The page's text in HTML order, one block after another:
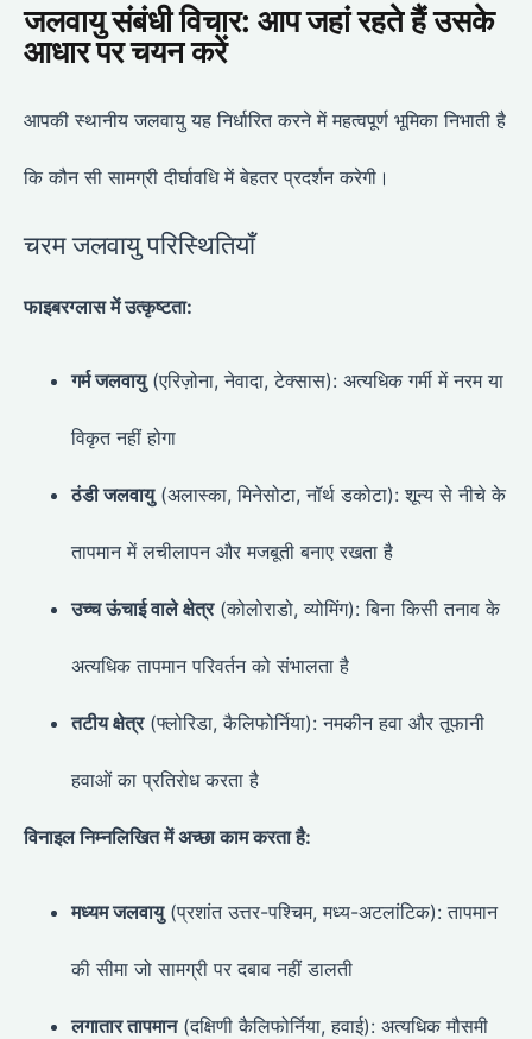
जलवायु संबंधी विचार: आप जहां रहते हैं उसके
आधार पर चयन करें
आपकी स्थानीय जलवायु यह निर्धारित करने में महत्वपूर्ण भूमिका निभाती है
कि कौन सी सामग्री दीर्घावधि में बेहतर प्रदर्शन करेगी।
चरम जलवायु परिस्थितियाँ
फाइबरग्लास में उत्कृष्टता:
गर्म जलवायु(एरिज़ोना, नेवादा, टेक्सास): अत्यधिक गर्मी में नरम या
विकृत नहीं होगा
ठंडी जलवायु(अलास्का, मिनेसोटा, नॉर्थ डकोटा): शून्य से नीचे के
तापमान में लचीलापन और मजबूती बनाए रखता है
उच्च ऊंचाई वाले क्षेत्र(कोलोराडो, व्योमिंग): बिना किसी तनाव के
अत्यधिक तापमान परिवर्तन को संभालता है
तटीय क्षेत्र(फ्लोरिडा, कैलिफोर्निया): नमकीन हवा और तूफानी
हवाओं का प्रतिरोध करता है
विनाइल निम्नलिखित में अच्छा काम करता है:
मध्यम जलवायु(प्रशांत उत्तर-पश्चिम, मध्य-अटलांटिक): तापमान
की सीमा जो सामग्री पर दबाव नहीं डालती
लगातार तापमान(दक्षिणी कैलिफोर्निया, हवाई): अत्यधिक मौसमी